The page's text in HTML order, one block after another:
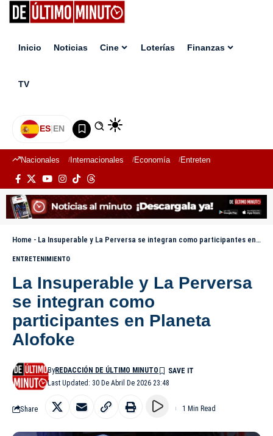
Inicio Noticias Cine Loterías Finanzas
TV
ES|EN
Nacionales Internacionales Economía Entretenimiento
Home - La Insuperable y La Perversa se integran como participantes en Planeta Alofoke
ENTRETENIMIENTO
La Insuperable y La Perversa
se integran como
participantes en Planeta
Alofoke
Last Updated: 30 De Abril De 2026 23:48
ByREDACCIÓN DE ÚLTIMO MINUTO
Share 1 Min Read